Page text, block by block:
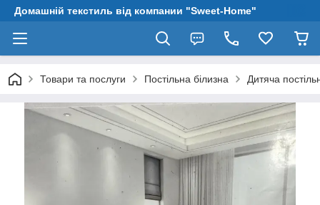
Домашній текстиль від компании "Sweet-Home"
Товари та послуги Постільна білизна Дитяча